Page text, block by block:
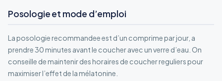
Posologie et mode d’emploi
La posologie recommandee est d’un comprime par jour, a
prendre 30 minutes avant le coucher avec un verre d’eau. On
conseille de maintenir des horaires de coucher reguliers pour
maximiser l’effet de la mélatonine.